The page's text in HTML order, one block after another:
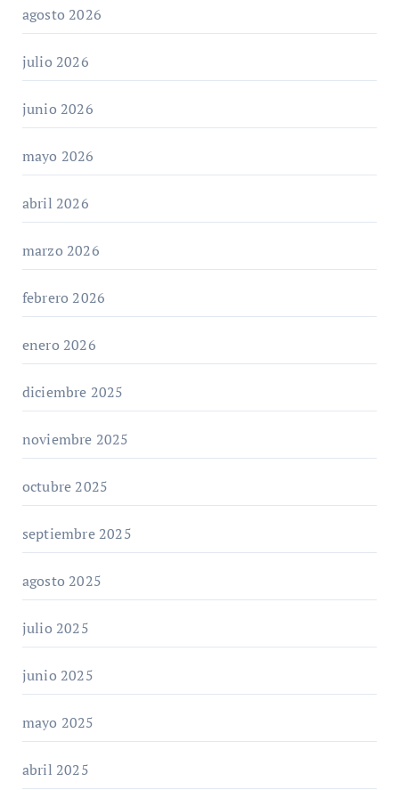
agosto 2026
julio 2026
junio 2026
mayo 2026
abril 2026
marzo 2026
febrero 2026
enero 2026
diciembre 2025
noviembre 2025
octubre 2025
septiembre 2025
agosto 2025
julio 2025
junio 2025
mayo 2025
abril 2025